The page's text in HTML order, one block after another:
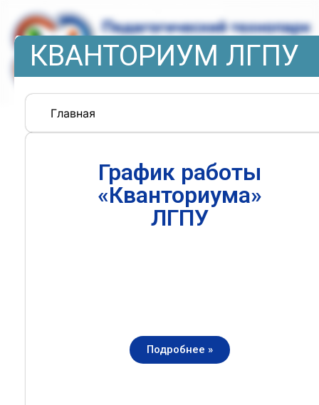
КВАНТОРИУМ ЛГПУ
Главная
График работы
«Кванториума»
ЛГПУ
Подробнее »